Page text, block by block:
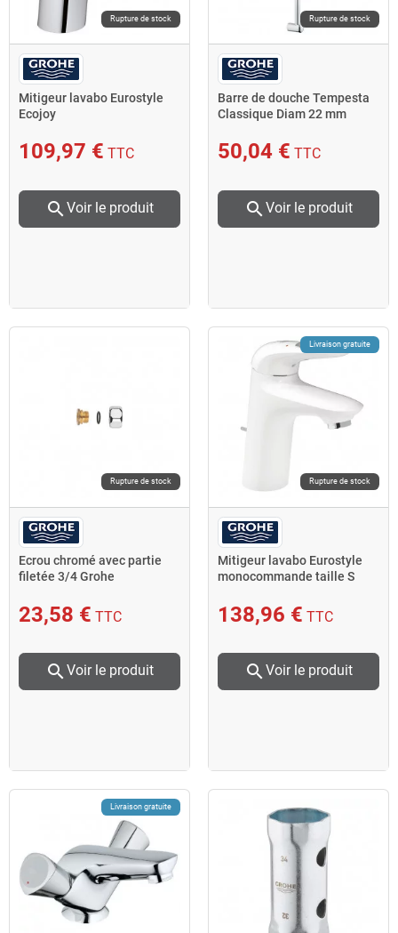
Rupture de stock
Mitigeur lavabo Eurostyle
Ecojoy
109,97 € TTC
search Voir le produit
Rupture de stock
Barre de douche Tempesta
Classique Diam 22 mm
50,04 € TTC
search Voir le produit
Rupture de stock
Ecrou chromé avec partie
filetée 3/4 Grohe
23,58 € TTC
search Voir le produit
Livraison gratuite
Rupture de stock
Mitigeur lavabo Eurostyle
monocommande taille S
138,96 € TTC
search Voir le produit
Livraison gratuite